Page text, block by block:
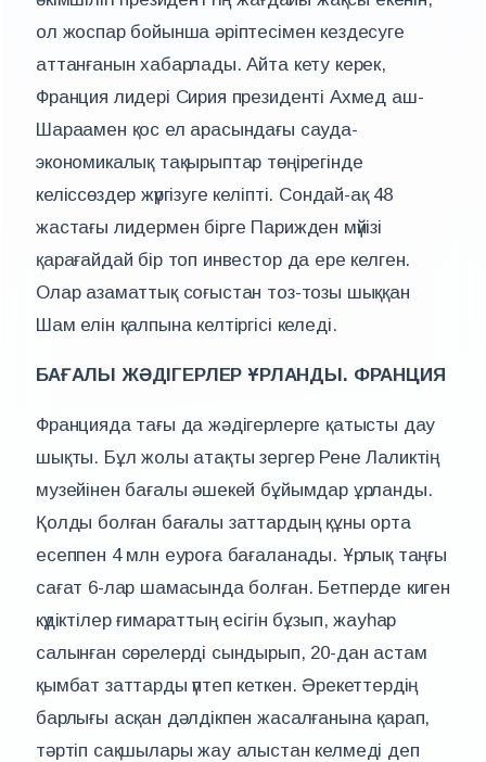
ол жоспар бойынша әріптесімен кездесуге
аттанғанын хабарлады. Айта кету керек,
Франция лидері Сирия президенті Ахмед аш-
Шараамен қос ел арасындағы сауда-
экономикалық тақырыптар төңірегінде
келіссөздер жүргізуге келіпті. Сондай-ақ 48
жастағы лидермен бірге Парижден мүйізі
қарағайдай бір топ инвестор да ере келген.
Олар азаматтық соғыстан тоз-тозы шыққан
Шам елін қалпына келтіргісі келеді.
БАҒАЛЫ ЖӘДІГЕРЛЕР ҰРЛАНДЫ. ФРАНЦИЯ
Францияда тағы да жәдігерлерге қатысты дау
шықты. Бұл жолы атақты зергер Рене Лаликтің
музейінен бағалы әшекей бұйымдар ұрланды.
Қолды болған бағалы заттардың құны орта
есеппен 4 млн еуроға бағаланады. Ұрлық таңғы
сағат 6-лар шамасында болған. Бетперде киген
күдіктілер ғимараттың есігін бұзып, жауһар
салынған сөрелерді сындырып, 20-дан астам
қымбат заттарды үптеп кеткен. Әрекеттердің
барлығы асқан дәлдікпен жасалғанына қарап,
тәртіп сақшылары жау алыстан келмеді деп